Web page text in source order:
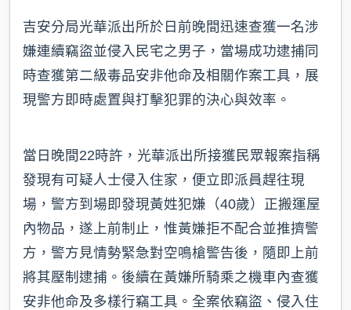
吉安分局光華派出所於日前晚間迅速查獲一名涉
嫌連續竊盜並侵入民宅之男子，當場成功逮捕同
時查獲第二級毒品安非他命及相關作案工具，展
現警方即時處置與打擊犯罪的決心與效率。
當日晚間22時許，光華派出所接獲民眾報案指稱
發現有可疑人士侵入住家，便立即派員趕往現
場，警方到場即發現黃姓犯嫌（40歲）正搬運屋
內物品，遂上前制止，惟黃嫌拒不配合並推擠警
方，警方見情勢緊急對空鳴槍警告後，隨即上前
將其壓制逮捕。後續在黃嫌所騎乘之機車內查獲
安非他命及多樣行竊工具。全案依竊盜、侵入住